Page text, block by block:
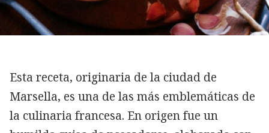
Esta receta, originaria de la ciudad de
Marsella, es una de las más emblemáticas de
la culinaria francesa. En origen fue un